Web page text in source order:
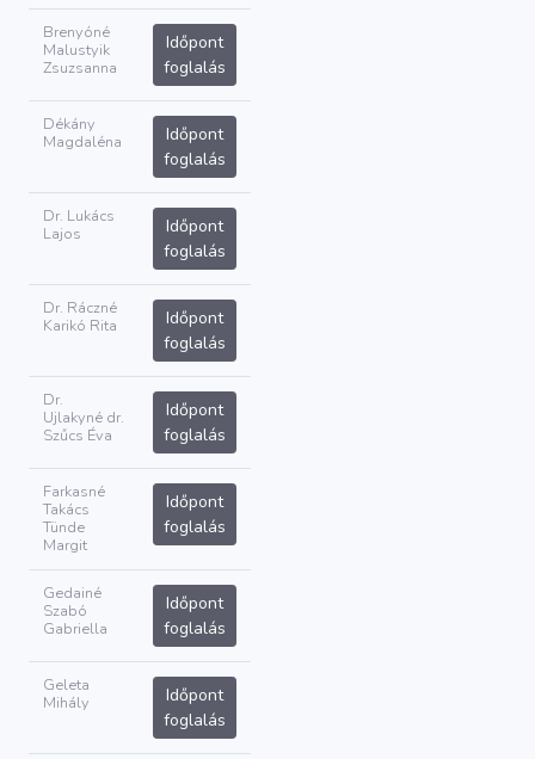
Brenyóné
Malustyik
Zsuzsanna
Időpont
foglalás
Dékány
Magdaléna
Időpont
foglalás
Dr. Lukács
Lajos
Időpont
foglalás
Dr. Ráczné
Karikó Rita
Időpont
foglalás
Dr.
Ujlakyné dr.
Szűcs Éva
Időpont
foglalás
Farkasné
Takács
Tünde
Margit
Időpont
foglalás
Gedainé
Szabó
Gabriella
Időpont
foglalás
Geleta
Mihály
Időpont
foglalás